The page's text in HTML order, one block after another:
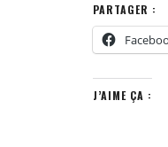
PARTAGER :
J’AIME ÇA :